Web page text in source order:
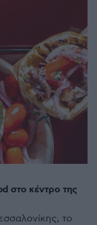
στο κέντρο της
το